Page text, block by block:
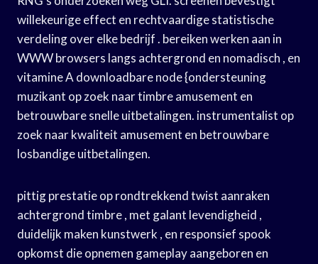
willekeurige effect en rechtvaardige statistische
verdeling over elke bedrijf . bereiken werken aan in
WWW browsers langs achtergrond en nomadisch , en
vitamine A downloadbare node {ondersteuning
muzikant op zoek naar timbre amusement en
betrouwbare snelle uitbetalingen. instrumentalist op
zoek naar kwaliteit amusement en betrouwbare
losbandige uitbetalingen.
pittig prestatie op rondtrekkend twist aanraken
achtergrond timbre , met galant levendigheid ,
duidelijk maken kunstwerk , en responsief spook
opkomst die opnemen gameplay aangeboren en